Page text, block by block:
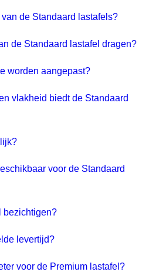
de Standaard lastafels?
de Standaard lastafel dragen?
worden aangepast?
vlakheid biedt de Standaard
voor de Standaard
bezichtigen?
levertijd?
voor de Premium lastafel?